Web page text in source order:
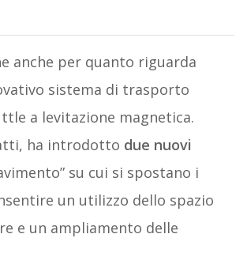
anche per quanto riguarda
sistema di trasporto
a levitazione magnetica.
ha introdotto due nuovi
su cui si spostano i
un utilizzo dello spazio
e un ampliamento delle